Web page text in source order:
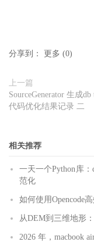
分享到： 更多 (0)
上一篇
SourceGenerator 生成db
代码优化结果记录 二
相关推荐
一天一个Python库
范化
如何使用Opencode
从DEM到三维地形
2026 年，macbook